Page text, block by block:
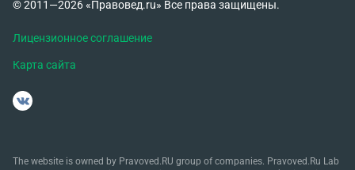
© 2011—2026 «Правовед.ru» Все права защищены.
Лицензионное соглашение
Карта сайта
The website is owned by Pravoved.RU group of companies. Pravoved.Ru Lab